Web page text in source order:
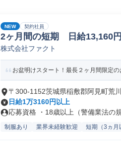
NEW 契約社員
2ヶ月間の短期 日給13,160
株式会社ファクト
お盆明けスタート！最長２ヶ月間限定
〒300-1152茨城県稲敷郡阿見町荒
日給1万3160円以上
応募資格 ・18歳以上（警備業法の
制服あり 業界未経験歓迎 短期（3ヵ月